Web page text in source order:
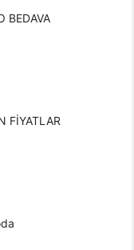
BEDAVA
FİYATLAR